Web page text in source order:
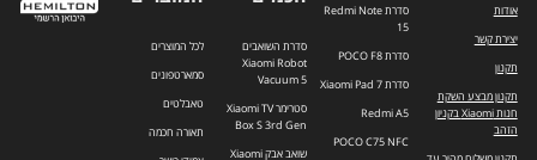
אודות
יצירת קשר
תקנון
תקנון מבצע השקת
חנות Xiaomi בקניון
הזהב
סדרת Redmi Note
15
סדרת POCO F8
סדרת Xiaomi Pad 7
Redmi A5
POCO C75 NFC
סדרת השואבים
Xiaomi Robot
Vacuum 5
סטרימר Xiaomi TV
Box S 3rd Gen
שואב אבק Xiaomi
לכל המוצרים
סמארטפונים
טאבלטים
תאורה חכמה